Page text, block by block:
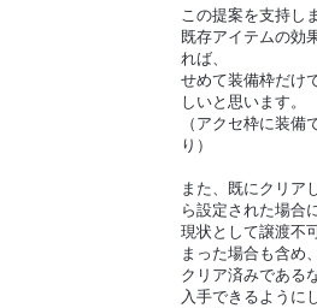
この提案を支持し
既存アイテムの効
れば、
せめて装備枠だけ
しいと思います。
（アクセ枠に装備
り）
また、既にクリア
ら設定された場合
現状として譲渡不
まった場合も含め、
クリア済みである
入手できるように